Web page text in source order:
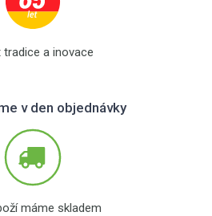
tradice a inovace
v den objednávky
máme skladem